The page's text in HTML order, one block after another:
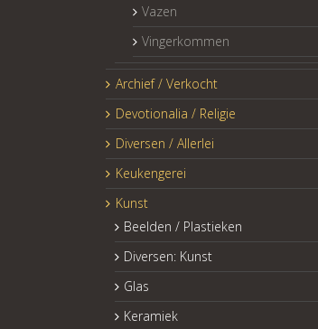
Vazen
Vingerkommen
Archief / Verkocht
Devotionalia / Religie
Diversen / Allerlei
Keukengerei
Kunst
Beelden / Plastieken
Diversen: Kunst
Glas
Keramiek